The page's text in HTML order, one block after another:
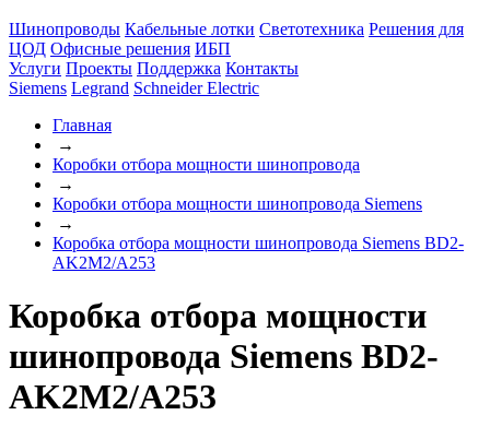
Шинопроводы Кабельные лотки Светотехника Решения для
ЦОД Офисные решения ИБП
Услуги Проекты Поддержка Контакты
Siemens Legrand Schneider Electric
Главная
→
Коробки отбора мощности шинопровода
→
Коробки отбора мощности шинопровода Siemens
→
Коробка отбора мощности шинопровода Siemens BD2-
AK2M2/A253
Коробка отбора мощности
шинопровода Siemens BD2-
AK2M2/A253